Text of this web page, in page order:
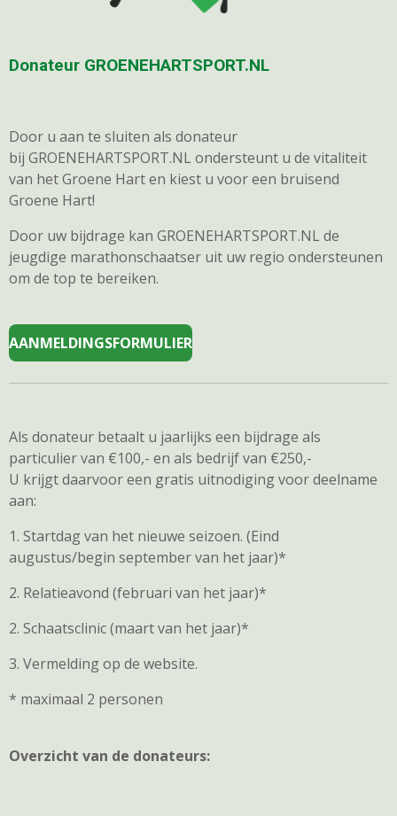
Donateur GROENEHARTSPORT.NL
Door u aan te sluiten als donateur
bij GROENEHARTSPORT.NL ondersteunt u de vitaliteit
van het Groene Hart en kiest u voor een bruisend
Groene Hart!
Door uw bijdrage kan GROENEHARTSPORT.NL de
jeugdige marathonschaatser uit uw regio ondersteunen
om de top te bereiken.
AANMELDINGSFORMULIER
Als donateur betaalt u jaarlijks een bijdrage als
particulier van €100,- en als bedrijf van €250,-
U krijgt daarvoor een gratis uitnodiging voor deelname
aan:
1. Startdag van het nieuwe seizoen. (Eind
augustus/begin september van het jaar)*
2. Relatieavond (februari van het jaar)*
2. Schaatsclinic (maart van het jaar)*
3. Vermelding op de website.
* maximaal 2 personen
Overzicht van de donateurs: